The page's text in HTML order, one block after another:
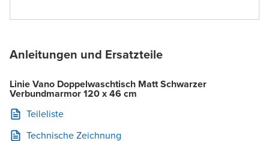
Anleitungen und Ersatzteile
Linie Vano Doppelwaschtisch Matt Schwarzer
Verbundmarmor 120 x 46 cm
Teileliste
Technische Zeichnung